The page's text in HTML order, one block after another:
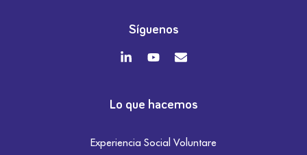
Síguenos
Lo que hacemos
Experiencia Social Voluntare